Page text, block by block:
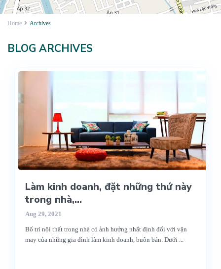
Home Archives
BLOG ARCHIVES
Làm kinh doanh, đặt những thứ này
trong nhà,...
Aug 29, 2021
Bố trí nội thất trong nhà có ảnh hưởng nhất định đối với vận
may của những gia đình làm kinh doanh, buôn bán. Dưới ...